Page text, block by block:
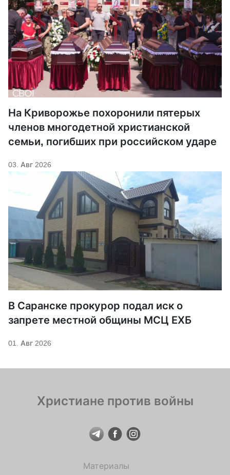
На Криворожье похоронили пятерых
членов многодетной христианской
семьи, погибших при российском ударе
03. Авг 2026
В Саранске прокурор подал иск о
запрете местной общины МСЦ ЕХБ
01. Авг 2026
Христиане против войны
Материалы